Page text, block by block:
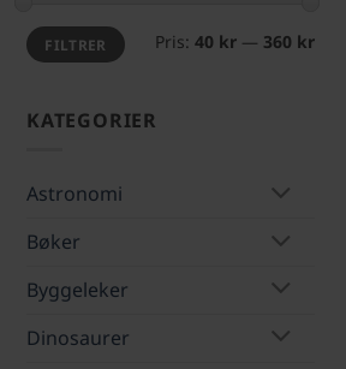
Min.
pris
Makspris
FILTRER Pris: 40 kr — 360 kr
KATEGORIER
Astronomi
Bøker
Byggeleker
Dinosaurer